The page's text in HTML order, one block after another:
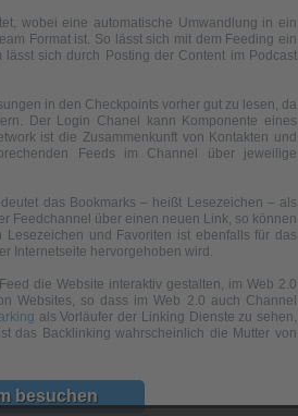
wobei eine automatische Umwandlung in ein
Format ist. So lässt sich mit dem Feeding ein
sich durch Posting der Content im Podcast
in den Checkpoints vorher gut zu lesen, da
Der Login Chanel kann Komponente eines
ist die Zusammenkunft von Kontakten und
Feeds im Channel über jeweilige
das Bookmarks – heißt Lesezeichen – als
Feedchannel über einen neuen Link, so können
und Favoriten ist ebenfalls für das
Internetseite hervorgehoben wird.
die Website interaktiv gestalten, im Web 2.0
Websites, so dass im Web 2.0 auch Channel
als Vorläufer der Linking Dienste zu sehen,
das Backlinking wahrscheinlich die Mutter von
besuchen